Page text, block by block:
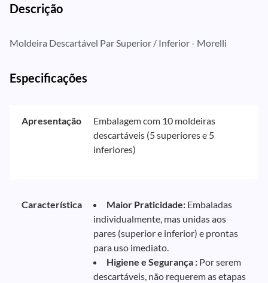
Descrição
Moldeira Descartável Par Superior / Inferior - Morelli
Especificações
Apresentação
Embalagem com 10 moldeiras
descartáveis (5 superiores e 5
inferiores)
Característica Maior Praticidade: Embaladas
individualmente, mas unidas aos
pares (superior e inferior) e prontas
para uso imediato.
Higiene e Segurança : Por serem
descartáveis, não requerem as etapas